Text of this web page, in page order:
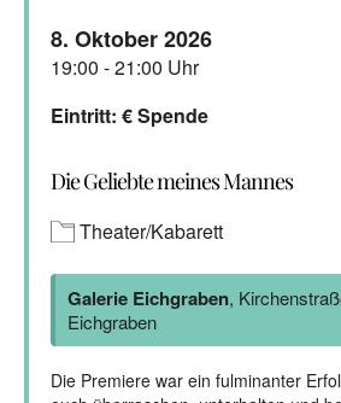
8. Oktober 2026
19:00 - 21:00 Uhr
Eintritt: € Spende
Die Geliebte meines Mannes
Theater/Kabarett
Galerie Eichgraben,
Eichgraben
Die Premiere war ein fulminanter